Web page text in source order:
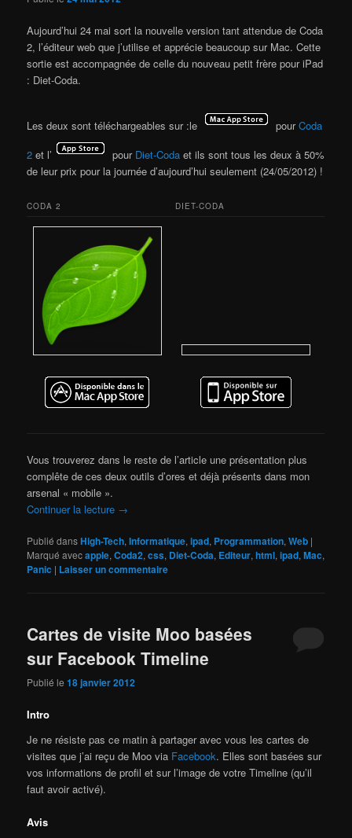
Aujourd’hui 24 mai sort la nouvelle version tant attendue de Coda
2, l’éditeur web que j’utilise et apprécie beaucoup sur Mac. Cette
sortie est accompagnée de celle du nouveau petit frère pour iPad
: Diet-Coda.
Les deux sont téléchargeables sur :le pourCoda
2 et l’ pour Diet-Coda et ils sont tous les deux à 50%
de leur prix pour la journée d’aujourd’hui seulement (24/05/2012) !
CODA 2 DIET-CODA
Vous trouverez dans le reste de l’article une présentation plus
complête de ces deux outils d’ores et déjà présents dans mon
arsenal « mobile ».
Continuer la lecture →
Publié dansHigh-Tech,Informatique,ipad, Programmation,Web |
Marqué avecapple,Coda2,css, Diet-Coda, Editeur,html,ipad,Mac,
Panic | Laisser un commentaire
Cartes de visite Moo basées
sur Facebook Timeline
Publié le18 janvier 2012
Intro
Je ne résiste pas ce matin à partager avec vous les cartes de
visites que j’ai reçu de Moo via Facebook. Elles sont basées sur
vos informations de profil et sur l’image de votre Timeline (qu’il
faut avoir activé).
Avis